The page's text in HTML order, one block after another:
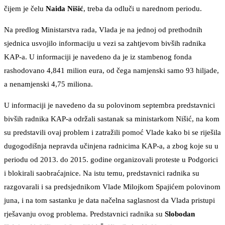
čijem je čelu Naida Nišić, treba da odluči u narednom periodu.
Na predlog Ministarstva rada, Vlada je na jednoj od prethodnih
sjednica usvojilo informaciju u vezi sa zahtjevom bivših radnika
KAP-a. U informaciji je navedeno da je iz stambenog fonda
rashodovano 4,841 milion eura, od čega namjenski samo 93 hiljade,
a nenamjenski 4,75 miliona.
U informaciji je navedeno da su polovinom septembra predstavnici
bivših radnika KAP-a održali sastanak sa ministarkom Nišić, na kom
su predstavili ovaj problem i zatražili pomoć Vlade kako bi se riješila
dugogodišnja nepravda učinjena radnicima KAP-a, a zbog koje su u
periodu od 2013. do 2015. godine organizovali proteste u Podgorici
i blokirali saobraćajnice. Na istu temu, predstavnici radnika su
razgovarali i sa predsjednikom Vlade Milojkom Spajićem polovinom
juna, i na tom sastanku je data načelna saglasnost da Vlada pristupi
rješavanju ovog problema. Predstavnici radnika su Slobodan